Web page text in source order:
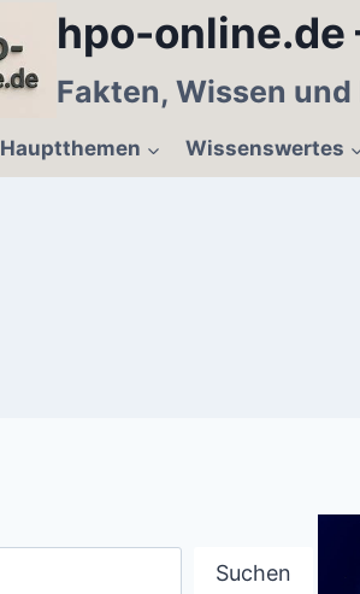
hpo-online.de
Fakten, Wissen
Hauptthemen Wissenswertes
Suchen